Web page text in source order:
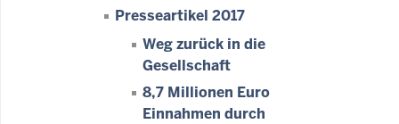
Presseartikel 2017
Weg zurück in die
Gesellschaft
8,7 Millionen Euro
Einnahmen durch